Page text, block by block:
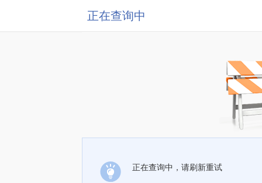
正在查询中
正在查询中，请刷新重试